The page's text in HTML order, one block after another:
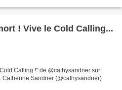
! Vive le Cold Calling...
Calling !" de @cathysandner sur
Catherine Sandner (@cathysandner)